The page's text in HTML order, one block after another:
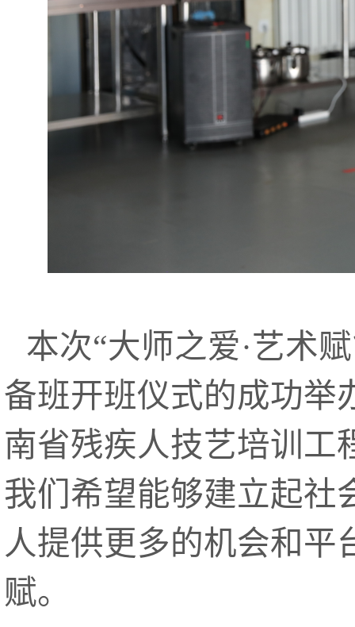
本次“大师之爱·艺术
备班开班仪式的成功举
南省残疾人技艺培训工
我们希望能够建立起社
人提供更多的机会和平
赋。